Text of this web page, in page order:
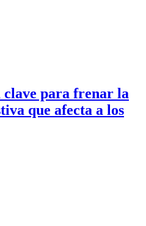
para frenar la
que afecta a los